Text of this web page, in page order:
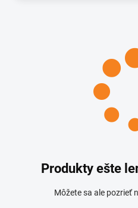
Produkty ešte
Môžete sa ale pozrieť